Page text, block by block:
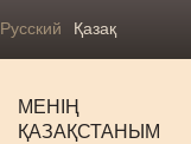
Русский Қазақ
МЕНІҢ
ҚАЗАҚСТАНЫМ